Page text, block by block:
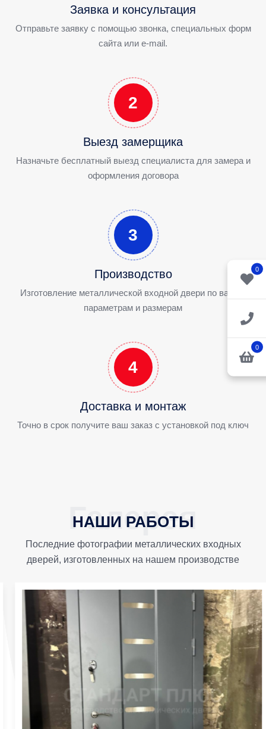
0
0
Заявка и консультация
Отправьте заявку с помощью звонка, специальных форм
сайта или e-mail.
2
Выезд замерщика
Назначьте бесплатный выезд специалиста для замера и
оформления договора
3
Производство
Изготовление металлической входной двери по вашим
параметрам и размерам
4
Доставка и монтаж
Точно в срок получите ваш заказ с установкой под ключ
НАШИ РАБОТЫ
Последние фотографии металлических входных
дверей, изготовленных на нашем производстве